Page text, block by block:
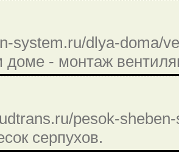
system.ru/dlya-doma/
доме - монтаж
pesok-
серпухов.